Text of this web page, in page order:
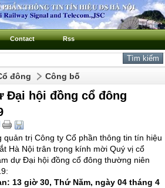
Contact Rss
đông Công bố
Đại hội đồng cổ đông
quản trị Công ty Cổ phần thông tin tín hiệu
Hà Nội trân trọng kính mời Quý vị cổ
dự Đại hội đồng cổ đông thường niên
13 giờ 30, Thứ Năm, ngày 04 tháng 4